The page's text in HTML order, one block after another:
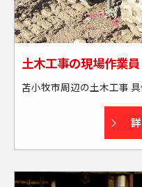
土木工事の現場作業員